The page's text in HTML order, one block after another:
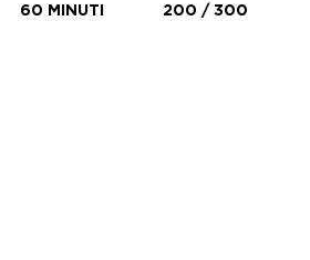
60 MINUTI
200 / 300